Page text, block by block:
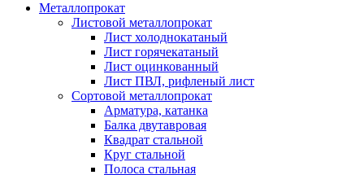
Металлопрокат
Листовой металлопрокат
Лист холоднокатаный
Лист горячекатаный
Лист оцинкованный
Лист ПВЛ, рифленый лист
Сортовой металлопрокат
Арматура, катанка
Балка двутавровая
Квадрат стальной
Круг стальной
Полоса стальная